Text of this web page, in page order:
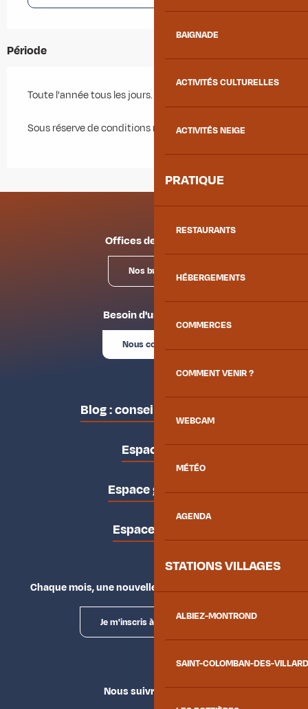
BAIGNADE
ACTIVITÉS CULTURELLES
ACTIVITÉS NEIGE
PRATIQUE
RESTAURANTS
HÉBERGEMENTS
COMMERCES
COMMENT VENIR ?
WEBCAM
MÉTÉO
AGENDA
STATIONS VILLAGES
ALBIEZ-MONTROND
SAINT-COLOMBAN-DES-
Période
Toute l'année tous les jours.
Sous réserve de conditions météo favorables.
Offices de tourisme
Nos bureaux
Besoin d'un conseil ?
Nous contacter
Blog : conseils des locaux
Espace pro
Espace groupes
Espace presse
Chaque mois, une nouvelle façon d'explorer la vallée.
Je m'inscris à la newsletter
Nous suivre